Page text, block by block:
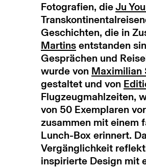
Fotografien, die Ju
Geschichten, die in
Martins entstanden
Gesprächen und
wurde von Maximilian
gestaltet und von
Flugzeugmahlzeiten,
von 50 Exemplaren
zusammen mit einem
Lunch-Box erinnert.
Vergänglichkeit
inspirierte Design mit